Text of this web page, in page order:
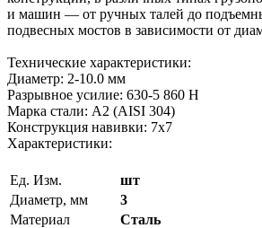
и машин — от ручных талей до
подвесных мостов в зависимости от
Технические характеристики:
Диаметр: 2-10.0 мм
Разрывное усилие: 630-5 860 Н
Марка стали: А2 (AISI 304)
Конструкция навивки: 7х7
Характеристики:
Ед. Изм.
шт
Диаметр, мм
3
Материал
Сталь